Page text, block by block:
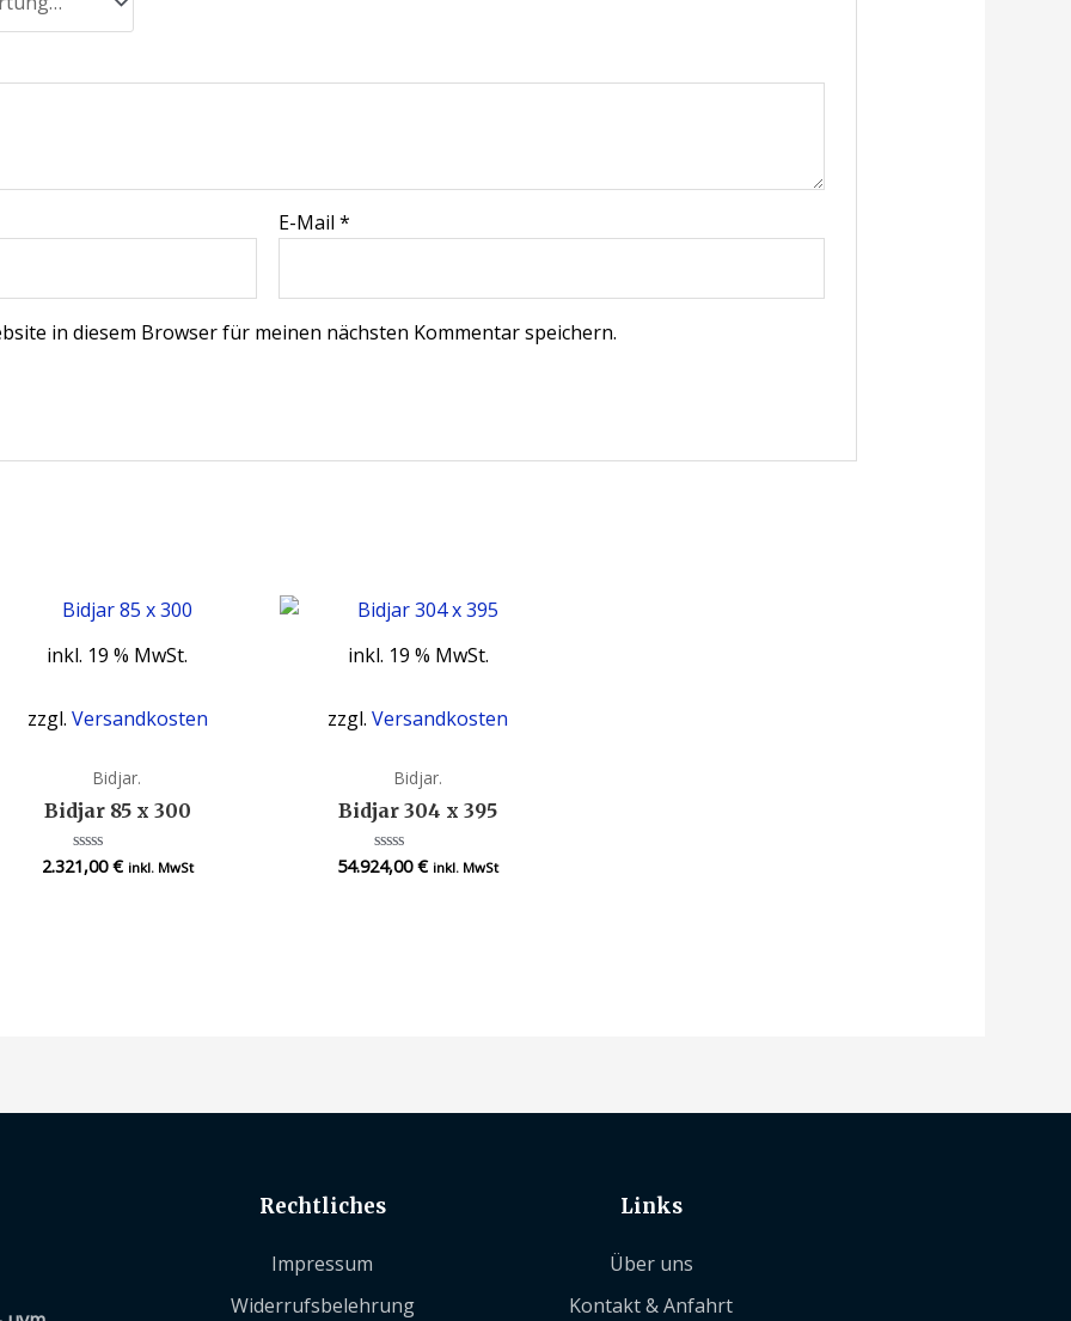
E-Mail*
in diesem Browser für meinen nächsten Kommentar speichern.
inkl. 19 % MwSt.
zzgl. Versandkosten
Bidjar.
Bidjar 85 x 300
Bewertet
mit
2.321,00€ inkl. MwSt
inkl. 19 % MwSt.
zzgl.Versandkosten
Bidjar.
Bidjar 304 x 395
Bewertet
mit
54.924,00€ inkl. MwSt
Rechtliches
Impressum
Widerrufsbelehrung
Links
Über uns
Kontakt & Anfahrt